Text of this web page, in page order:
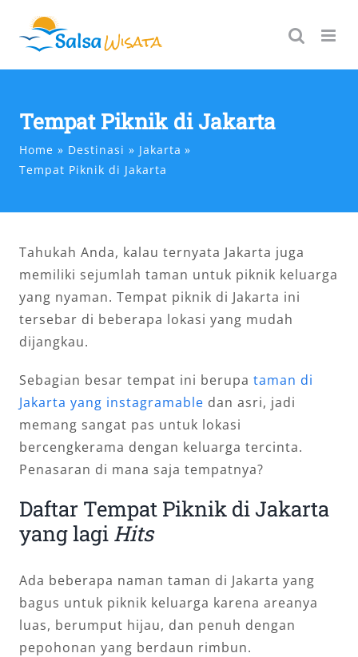
content
Tempat Piknik di Jakarta
Home Destinasi
Jakarta
Tempat Piknik di Jakarta
Tahukah Anda, kalau ternyata Jakarta juga
memiliki sejumlah taman untuk piknik keluarga
yang nyaman. Tempat piknik di Jakarta ini
tersebar di beberapa lokasi yang mudah
dijangkau.
Sebagian besar tempat ini berupa taman di
Jakarta yang instagramable dan asri, jadi
memang sangat pas untuk lokasi
bercengkerama dengan keluarga tercinta.
Penasaran di mana saja tempatnya?
Daftar Tempat Piknik di Jakarta
yang lagi Hits
Ada beberapa naman taman di Jakarta yang
bagus untuk piknik keluarga karena areanya
luas, berumput hijau, dan penuh dengan
pepohonan yang berdaun rimbun.